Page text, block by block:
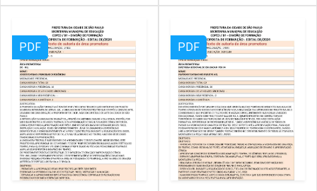
PDF PDF